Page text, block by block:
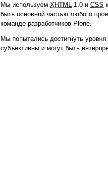
Мы используемXHTML 1.0 иCSS
быть основной частью любого
команде разработчиков Plone.
Мы попытались достигнуть
субъективны и могут быть